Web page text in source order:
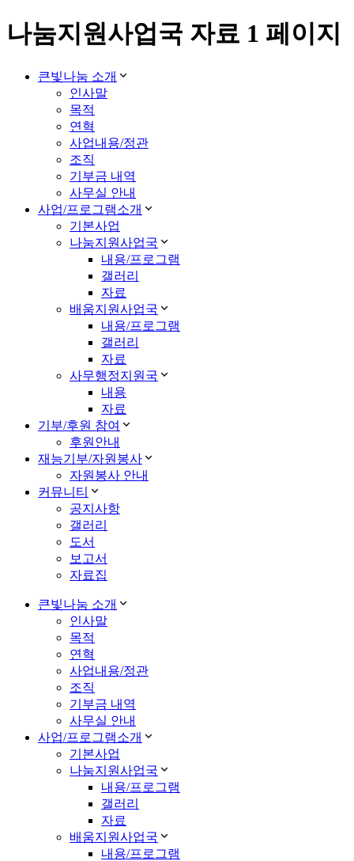
나눔지원사업국 자료 1 페이지
큰빛나눔 소개
인사말
목적
연혁
사업내용/정관
조직
기부금 내역
사무실 안내
사업/프로그램소개
기본사업
나눔지원사업국
내용/프로그램
갤러리
자료
배움지원사업국
내용/프로그램
갤러리
자료
사무행정지원국
내용
자료
기부/후원 참여
후원안내
재능기부/자원봉사
자원봉사 안내
커뮤니티
공지사항
갤러리
도서
보고서
자료집
큰빛나눔 소개
인사말
목적
연혁
사업내용/정관
조직
기부금 내역
사무실 안내
사업/프로그램소개
기본사업
나눔지원사업국
내용/프로그램
갤러리
자료
배움지원사업국
내용/프로그램